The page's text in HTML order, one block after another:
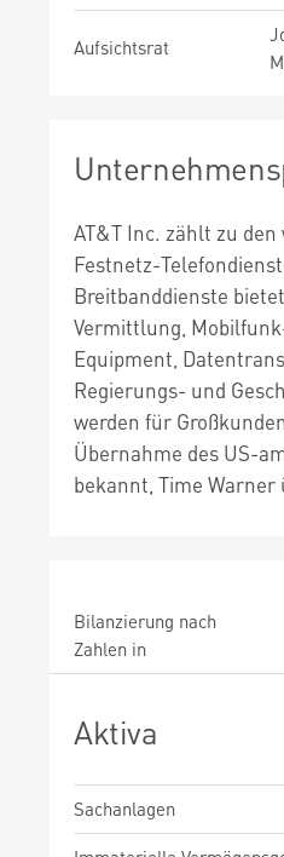
Aufsichtsrat
AT&T Inc. zählt zu
Festnetz-
Breitbanddienste
Vermittlung,
Equipment,
Regierungs- und
werden für
Übernahme des US-
bekannt, Time
Bilanzierung nach
Zahlen in
Aktiva
Sachanlagen